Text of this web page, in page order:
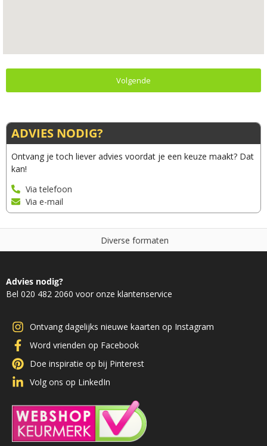
Volgende
ADVIES NODIG?
Ontvang je toch liever advies voordat je een keuze maakt? Dat
kan!
Via telefoon
Via e-mail
Diverse formaten
Advies nodig?
Bel 020 482 2060 voor onze klantenservice
Ontvang dagelijks nieuwe kaarten op Instagram
Word vrienden op Facebook
Doe inspiratie op bij Pinterest
Volg ons op LinkedIn